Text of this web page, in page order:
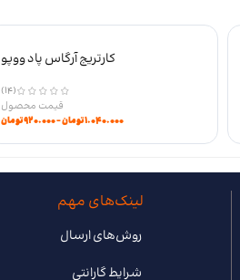
کارتریج آرگاس پاد ووپو
(14)
۱.۰۴۰.۰۰۰تومان–۹۲۰.۰۰۰تومان
لینک‌های مهم
روش‌های ارسال
شرایط گارانتی